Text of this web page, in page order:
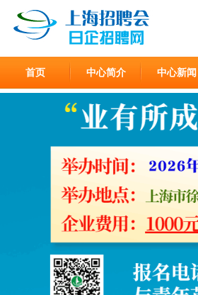
首页 中心简介 中心新闻